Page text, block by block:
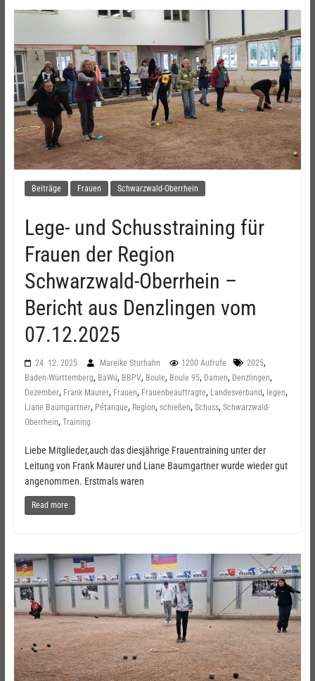
Beiträge Frauen Schwarzwald-Oberrhein
Lege- und Schusstraining für
Frauen der Region
Schwarzwald-Oberrhein –
Bericht aus Denzlingen vom
07.12.2025
24. 12. 2025 Mareike Sturhahn 1200 Aufrufe 2025,
Baden-Württemberg, BaWü, BBPV, Boule, Boule 95, Damen, Denzlingen,
Dezember, Frank Maurer, Frauen, Frauenbeauftragte, Landesverband, legen,
Liane Baumgartner, Pétanque, Region, schießen, Schuss, Schwarzwald-
Oberrhein, Training
Liebe Mitglieder,auch das diesjährige Frauentraining unter der
Leitung von Frank Maurer und Liane Baumgartner wurde wieder gut
angenommen. Erstmals waren
Read more